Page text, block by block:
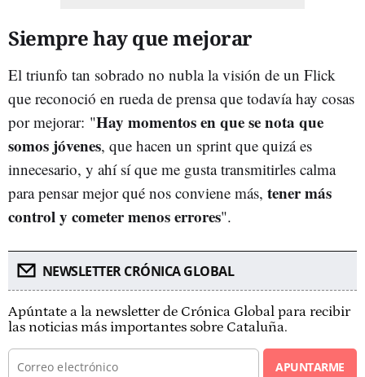
Siempre hay que mejorar
El triunfo tan sobrado no nubla la visión de un Flick
que reconoció en rueda de prensa que todavía hay cosas
por mejorar: "Hay momentos en que se nota que
somos jóvenes, que hacen un sprint que quizá es
innecesario, y ahí sí que me gusta transmitirles calma
para pensar mejor qué nos conviene más, tener más
control y cometer menos errores".
NEWSLETTER CRÓNICA GLOBAL
Apúntate a la newsletter de Crónica Global para recibir
las noticias más importantes sobre Cataluña.
APUNTARME